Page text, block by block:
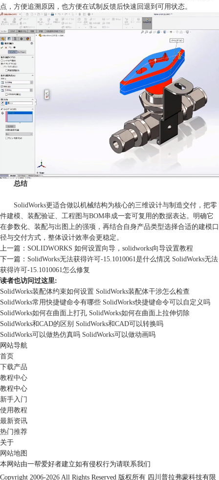
点，方便追溯原因，也方便在试制反馈后快速回退到可用状态。
总结
SolidWorks更适合做以机械结构为核心的三维设计与制造交付，把零
件建模、装配验证、工程图与BOM串成一套可复用的数据表达。明确它
在参数化、装配与出图上的强项，再结合自身产品类型选择合适的建模口
径与交付方式，整体设计效率会更稳定。
上一篇： SOLIDWORKS 如何设置向导，solidworks向导设置教程
下一篇： SolidWorks无法获得许可-15.1010061是什么情况 SolidWorks无法
获得许可-15.1010061怎么修复
读者也访问过这里:
SolidWorks装配体约束如何设置 SolidWorks装配体干涉怎么检查
SolidWorks常用快捷键命令有哪些 SolidWorks快捷键命令可以自定义吗
SolidWorks如何在曲面上打孔 SolidWorks如何在曲面上拉伸切除
SolidWorks和CAD的区别 SolidWorks和CAD可以转换吗
SolidWorks可以做热仿真吗 SolidWorks可以做动画吗
网站导航
首页
下载产品
教程中心
教程中心
新手入门
使用教程
最新资讯
热门推荐
关于
网站地图
本网站由一帮爱好者建立如有侵权行为请联系我们
Copyright 2006-2026 All Rights Reserved 版权所有 四川普拉弗蒙科技有限